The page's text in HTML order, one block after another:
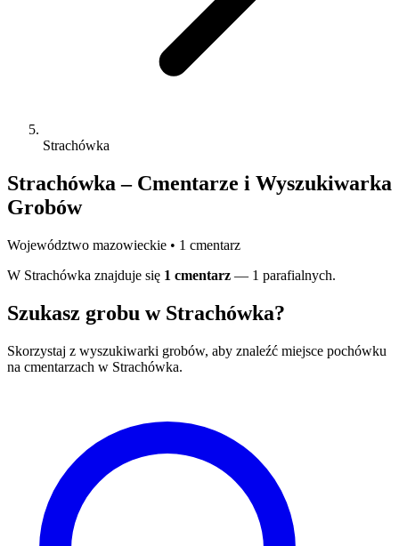
Strachówka
Strachówka – Cmentarze i Wyszukiwarka
Grobów
Województwo mazowieckie • 1 cmentarz
W Strachówka znajduje się 1 cmentarz — 1 parafialnych.
Szukasz grobu w Strachówka?
Skorzystaj z wyszukiwarki grobów, aby znaleźć miejsce pochówku
na cmentarzach w Strachówka.